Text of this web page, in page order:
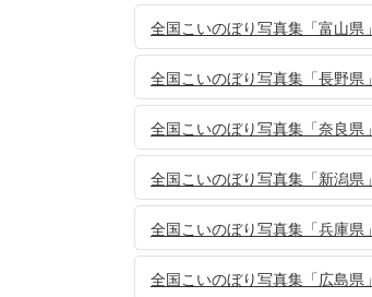
全国こいのぼり写真集「富山県」
全国こいのぼり写真集「長野県」
全国こいのぼり写真集「奈良県」
全国こいのぼり写真集「新潟県」
全国こいのぼり写真集「兵庫県」
全国こいのぼり写真集「広島県」